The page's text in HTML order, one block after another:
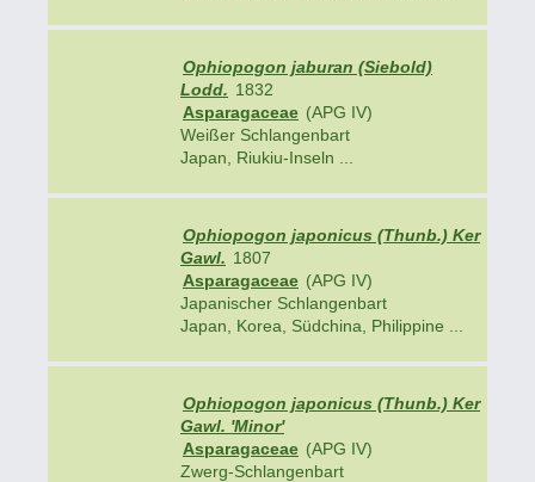
Ophiopogon jaburan (Siebold)
Lodd. 1832
Asparagaceae (APG IV)
Weißer Schlangenbart
Japan, Riukiu-Inseln ...
Ophiopogon japonicus (Thunb.) Ker
Gawl. 1807
Asparagaceae (APG IV)
Japanischer Schlangenbart
Japan, Korea, Südchina, Philippine ...
Ophiopogon japonicus (Thunb.) Ker
Gawl. 'Minor'
Asparagaceae (APG IV)
Zwerg-Schlangenbart